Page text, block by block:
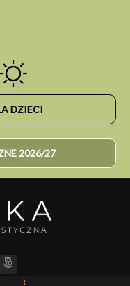
DZIECI
2026/27